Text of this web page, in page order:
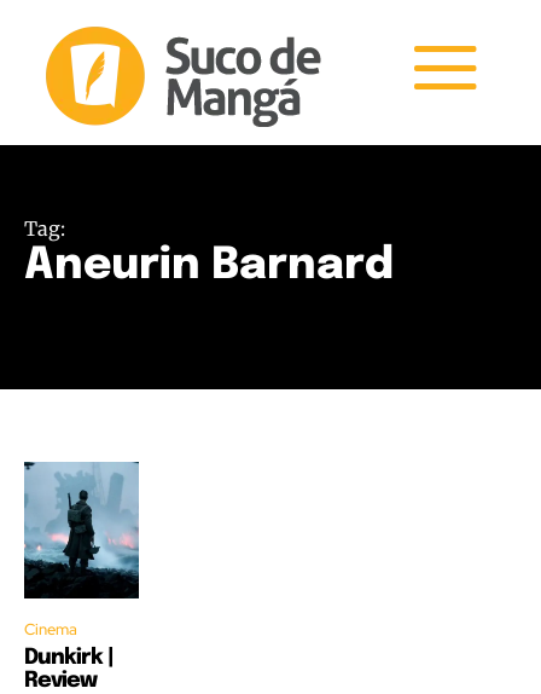
Tag:
Aneurin Barnard
Cinema
Dunkirk |
Review